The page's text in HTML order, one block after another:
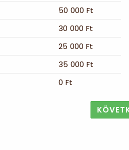
50 000 Ft
30 000 Ft
25 000 Ft
35 000 Ft
0 Ft